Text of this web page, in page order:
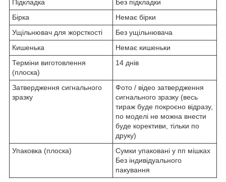
Підкладка
Без підкладки
Бірка
Немає бірки
Ущільнювач для жорсткості
Без ущільнювача
Кишенька
Немає кишеньки
Терміни виготовлення
(плоска)
14 днів
Затвердження сигнального
зразку
Фото / відео затвердження
сигнального зразку (весь
тираж буде покроєно відразу,
по моделі не можна внести
буде корективи, тільки по
друку)
Упаковка (плоска)
Сумки упаковані у пп мішках
Без індивідуального
пакування